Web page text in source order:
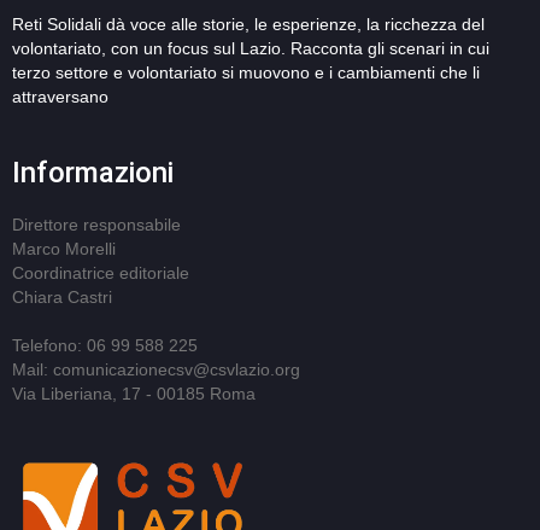
Reti Solidali dà voce alle storie, le esperienze, la ricchezza del
volontariato, con un focus sul Lazio. Racconta gli scenari in cui
terzo settore e volontariato si muovono e i cambiamenti che li
attraversano
Informazioni
Direttore responsabile
Marco Morelli
Coordinatrice editoriale
Chiara Castri
Telefono: 06 99 588 225
Mail: comunicazionecsv@csvlazio.org
Via Liberiana, 17 - 00185 Roma